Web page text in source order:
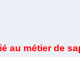
au métier de